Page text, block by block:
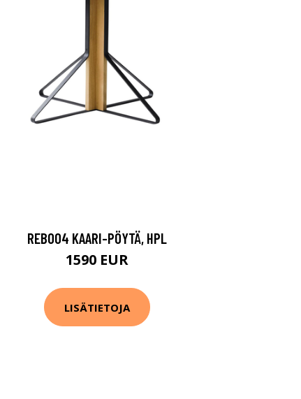
REB004 KAARI-PÖYTÄ, HPL
1590 EUR
LISÄTIETOJA